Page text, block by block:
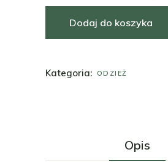
Dodaj do koszyka
Kategoria: ODZIEŻ
Opis